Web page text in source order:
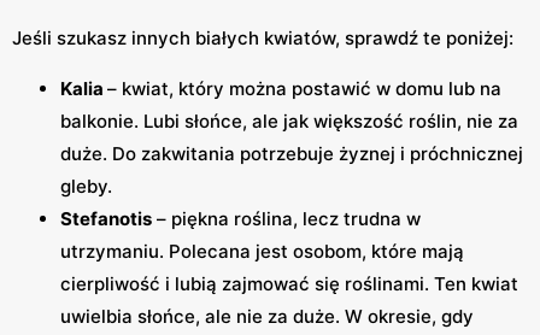
Jeśli szukasz innych białych kwiatów, sprawdź te poniżej:
Kalia – kwiat, który można postawić w domu lub na
balkonie. Lubi słońce, ale jak większość roślin, nie za
duże. Do zakwitania potrzebuje żyznej i próchnicznej
gleby.
Stefanotis – piękna roślina, lecz trudna w
utrzymaniu. Polecana jest osobom, które mają
cierpliwość i lubią zajmować się roślinami. Ten kwiat
uwielbia słońce, ale nie za duże. W okresie, gdy